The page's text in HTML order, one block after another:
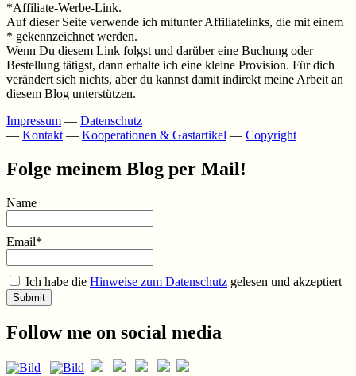
*Affiliate-Werbe-Link.
Auf dieser Seite verwende ich mitunter Affiliatelinks, die mit einem
* gekennzeichnet werden.
Wenn Du diesem Link folgst und darüber eine Buchung oder
Bestellung tätigst, dann erhalte ich eine kleine Provision. Für dich
verändert sich nichts, aber du kannst damit indirekt meine Arbeit an
diesem Blog unterstützen.
Impressum — Datenschutz
— Kontakt — Kooperationen & Gastartikel — Copyright
Folge meinem Blog per Mail!
Name
Email*
Ich habe die Hinweise zum Datenschutz gelesen und akzeptiert
Follow me on social media